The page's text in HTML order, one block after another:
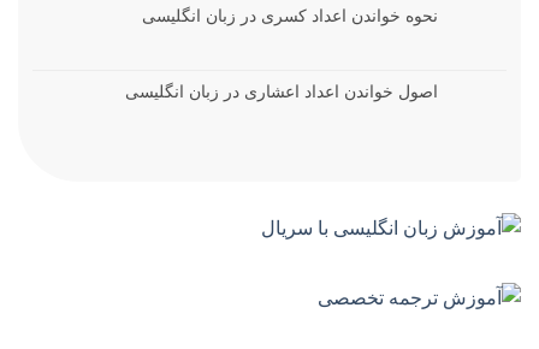
نحوه خواندن اعداد کسری در زبان انگلیسی
اصول خواندن اعداد اعشاری در زبان انگلیسی